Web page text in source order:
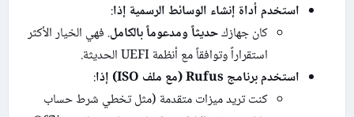
استخدم أداة إنشاء الوسائط الرسمية إذا:
كان جهازكحديثاً ومدعوماً بالكامل. فهي الخيار الأكثر
استقراراً وتوافقاً مع أنظمة UEFI الحديثة.
استخدم برنامج Rufus (مع ملف ISO) إذا
:
كنت تريد ميزات متقدمة (مثل تخطي شرط حساب